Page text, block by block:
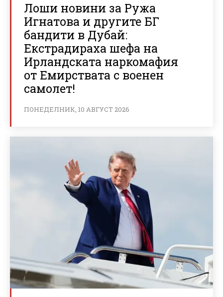
Лоши новини за Ружа
Игнатова и другите БГ
бандити в Дубай:
Екстрадираха шефа на
Ирландската наркомафия
от Емирствата с военен
самолет!
ПОНЕДЕЛНИК, 10 АВГУСТ 2026